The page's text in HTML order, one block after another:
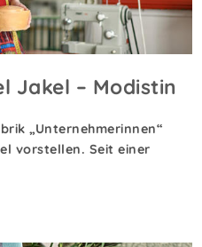
Jakel – Modistin
„Unternehmerinnen“
vorstellen. Seit einer